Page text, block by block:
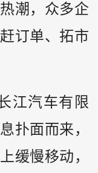
潮，众多企
订单、拓市
江汽车有限
扑面而来，
缓慢移动，